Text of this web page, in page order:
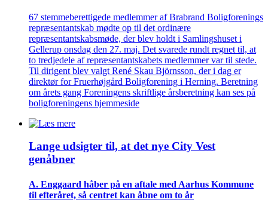
67 stemmeberettigede medlemmer af Brabrand Boligforenings
repræsentantskab mødte op til det ordinære
repræsentantskabsmøde, der blev holdt i Samlingshuset i
Gellerup onsdag den 27. maj. Det svarede rundt regnet til, at
to tredjedele af repræsentantskabets medlemmer var til stede.
Til dirigent blev valgt René Skau Björnsson, der i dag er
direktør for Fruerhøjgård Boligforening i Herning. Beretning
om årets gang Foreningens skriftlige årsberetning kan ses på
boligforeningens hjemmeside
Lange udsigter til, at det nye City Vest
genåbner
A. Enggaard håber på en aftale med Aarhus Kommune
til efteråret, så centret kan åbne om to år